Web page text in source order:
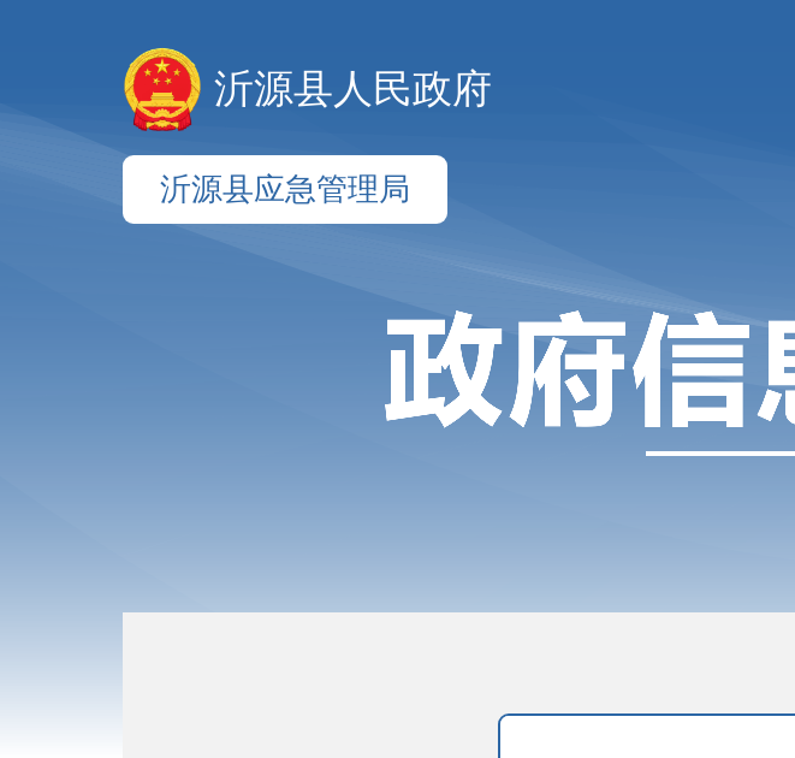
沂源县人民政府
沂源县应急管理局